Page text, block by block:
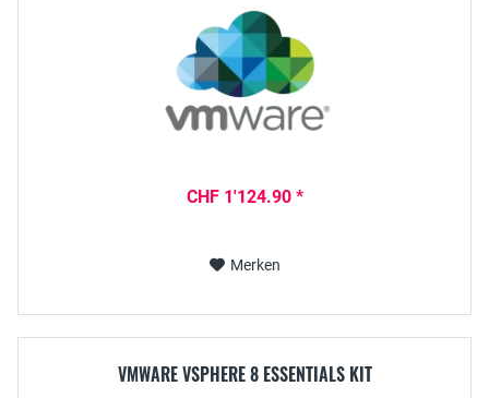
CHF 1'124.90 *
Merken
VMWARE VSPHERE 8 ESSENTIALS KIT